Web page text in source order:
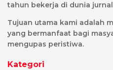
tahun bekerja di dunia
Tujuan utama kami adalah
yang bermanfaat bagi
mengupas peristiwa.
Kategori